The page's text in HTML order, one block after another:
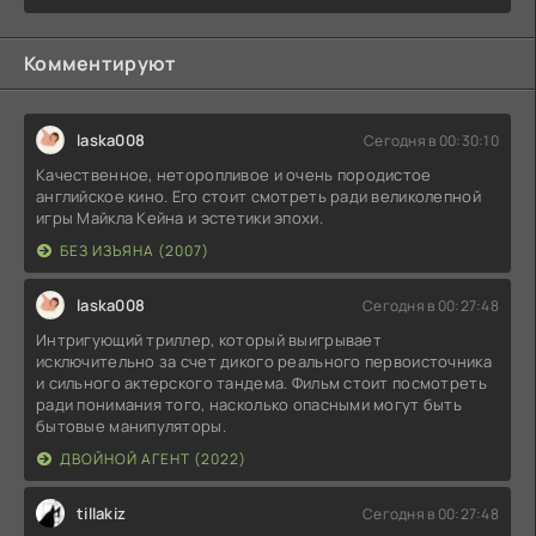
Комментируют
laska008 Сегодня в 00:30:10
Качественное, неторопливое и очень породистое
английское кино. Его стоит смотреть ради великолепной
игры Майкла Кейна и эстетики эпохи.
БЕЗ ИЗЪЯНА (2007)
laska008 Сегодня в 00:27:48
Интригующий триллер, который выигрывает
исключительно за счет дикого реального первоисточника
и сильного актерского тандема. Фильм стоит посмотреть
ради понимания того, насколько опасными могут быть
бытовые манипуляторы.
ДВОЙНОЙ АГЕНТ (2022)
tillakiz Сегодня в 00:27:48